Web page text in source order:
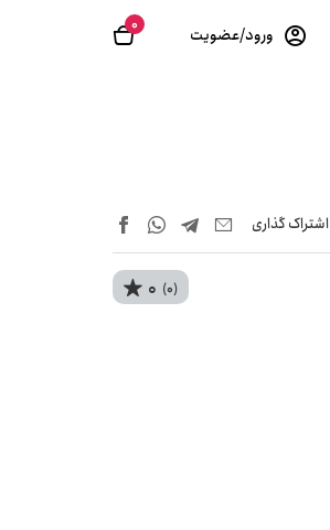
0 ورود/عضویت
اشتراک‌ گذاری
0 (0)